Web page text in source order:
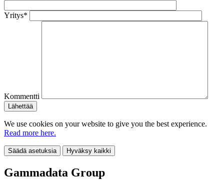
Yritys*
Kommentti
We use cookies on your website to give you the best experience.
Read more here.
Säädä asetuksia Hyväksy kaikki
Gammadata Group